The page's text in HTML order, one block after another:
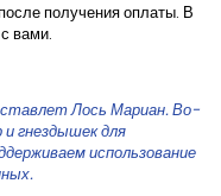
получения оплаты. В
вами.
Лось Мариан. Во-
и гнездышек для
использование